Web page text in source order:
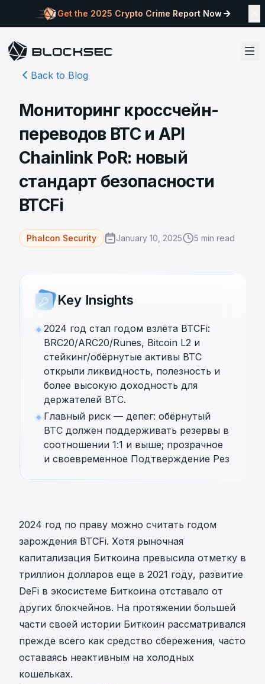
Get the 2025 Crypto Crime Report Now
Back to Blog
Мониторинг кроссчейн-
переводов BTC и API
Chainlink PoR: новый
стандарт безопасности
BTCFi
Phalcon Security January 10, 2025 5 min read
Key Insights
2024 год стал годом взлёта BTCFi:
BRC20/ARC20/Runes, Bitcoin L2 и
стейкинг/обёрнутые активы BTC
открыли ликвидность, полезность и
более высокую доходность для
держателей BTC.
Главный риск — депег: обёрнутый
BTC должен поддерживать резервы в
соотношении 1:1 и выше; прозрачное
и своевременное Подтверждение Рез
2024 год по праву можно считать годом
зарождения BTCFi. Хотя рыночная
капитализация Биткоина превысила отметку в
триллион долларов еще в 2021 году, развитие
DeFi в экосистеме Биткоина отставало от
других блокчейнов. На протяжении большей
части своей истории Биткоин рассматривался
прежде всего как средство сбережения, часто
оставаясь неактивным на холодных
кошельках.